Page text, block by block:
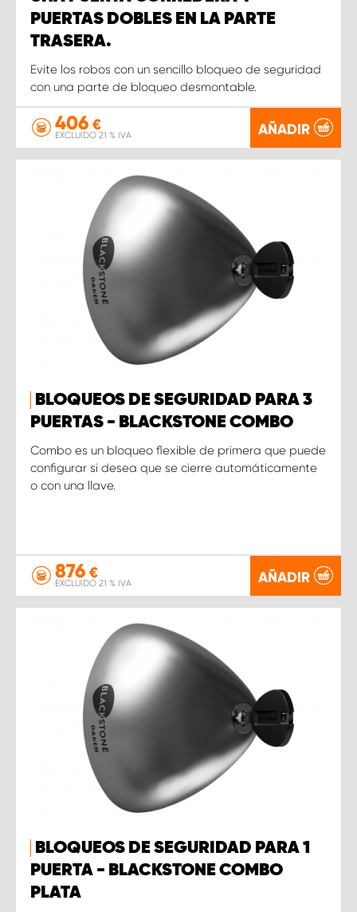
PUERTAS DOBLES EN LA PARTE
TRASERA.
Evite los robos con un sencillo bloqueo de seguridad
con una parte de bloqueo desmontable.
406 €
EXCLUIDO 21 % IVA AÑADIR
BLOQUEOS DE SEGURIDAD PARA 3
PUERTAS - BLACKSTONE COMBO
Combo es un bloqueo flexible de primera que puede
configurar si desea que se cierre automáticamente
o con una llave.
876 €
EXCLUIDO 21 % IVA AÑADIR
BLOQUEOS DE SEGURIDAD PARA 1
PUERTA - BLACKSTONE COMBO
PLATA